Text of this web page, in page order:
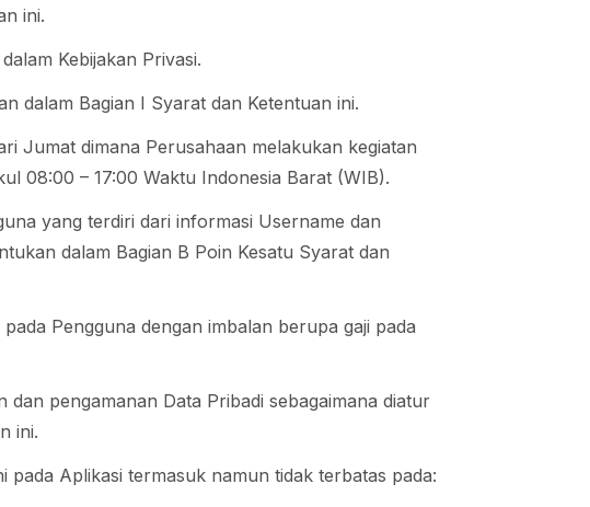
ini.
Kebijakan Privasi.
dalam Bagian I Syarat dan Ketentuan ini.
Jumat dimana Perusahaan melakukan kegiatan
08:00 – 17:00 Waktu Indonesia Barat (WIB).
yang terdiri dari informasi Username dan
dalam Bagian B Poin Kesatu Syarat dan
Pengguna dengan imbalan berupa gaji pada
dan pengamanan Data Pribadi sebagaimana diatur
ini.
Aplikasi termasuk namun tidak terbatas pada: